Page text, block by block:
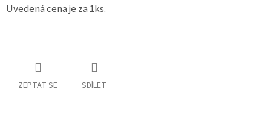
Uvedená cena je za 1ks.
ZEPTAT SE SDÍLET